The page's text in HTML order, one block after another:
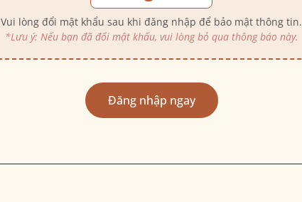
Vui lòng đổi mật khẩu sau khi đăng nhập để bảo mật thông tin.
*Lưu ý: Nếu bạn đã đổi mật khẩu, vui lòng bỏ qua thông báo này.
Đăng nhập ngay